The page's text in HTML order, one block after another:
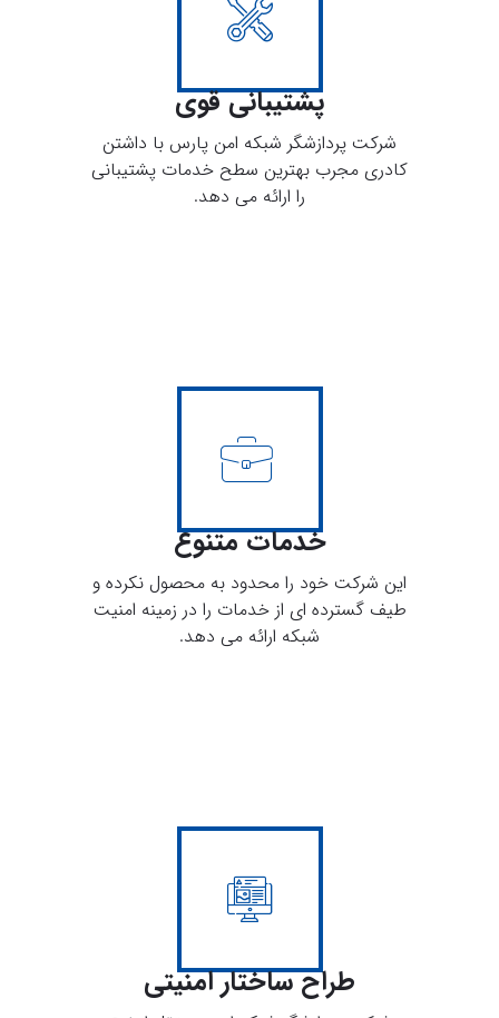
پشتیبانی قوی
شرکت پردازشگر شبکه امن پارس با داشتن
کادری مجرب بهترین سطح خدمات پشتیبانی
را ارائه می دهد.
خدمات متنوع
این شرکت خود را محدود به محصول نکرده و
طیف گسترده ای از خدمات را در زمینه امنیت
شبکه ارائه می دهد.
طراح ساختار امنیتی